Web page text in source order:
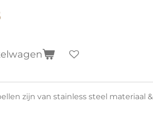
zijn van stainless steel materiaal &